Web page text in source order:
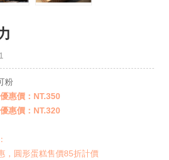
粉
惠價：NT.350
惠價：NT.320
，圓形蛋糕售價85折計價